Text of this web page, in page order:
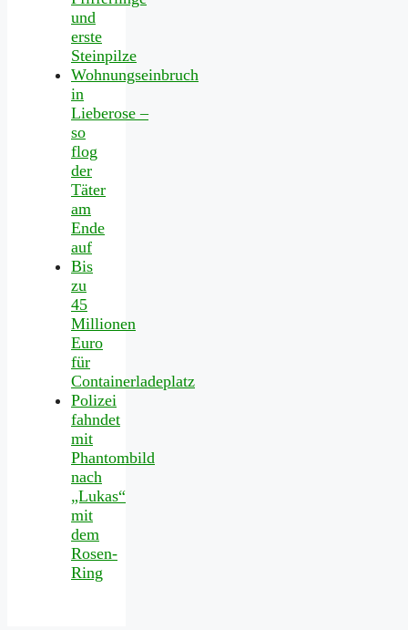
und
erste
Steinpilze
Wohnungseinbruch
in
Lieberose –
so
flog
der
Täter
am
Ende
auf
Bis
zu
45
Millionen
Euro
für
Containerladeplatz
Polizei
fahndet
mit
Phantombild
nach
„Lukas“
mit
dem
Rosen-
Ring